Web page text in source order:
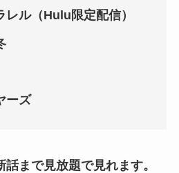
ル（Hulu限定配信）
ーズ
まで見放題で見れます。